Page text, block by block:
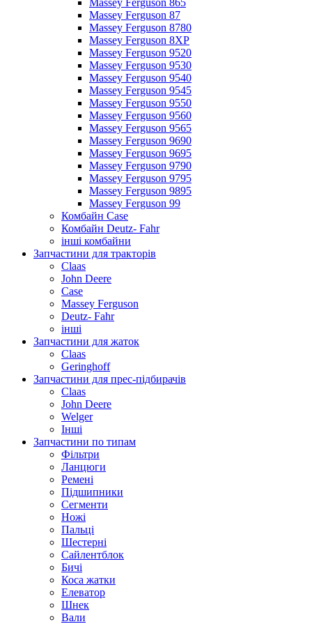
Massey Ferguson 865
Massey Ferguson 87
Massey Ferguson 8780
Massey Ferguson 8XP
Massey Ferguson 9520
Massey Ferguson 9530
Massey Ferguson 9540
Massey Ferguson 9545
Massey Ferguson 9550
Massey Ferguson 9560
Massey Ferguson 9565
Massey Ferguson 9690
Massey Ferguson 9695
Massey Ferguson 9790
Massey Ferguson 9795
Massey Ferguson 9895
Massey Ferguson 99
Комбайн Case
Комбайн Deutz- Fahr
інші комбайни
Запчастини для тракторів
Claas
John Deere
Case
Massey Ferguson
Deutz- Fahr
інші
Запчастини для жаток
Claas
Geringhoff
Запчастини для прес-підбирачів
Claas
John Deere
Welger
Інші
Запчастини по типам
Фільтри
Ланцюги
Ремені
Підшипники
Сегменти
Ножі
Пальці
Шестерні
Сайлентблок
Бичі
Коса жатки
Елеватор
Шнек
Вали